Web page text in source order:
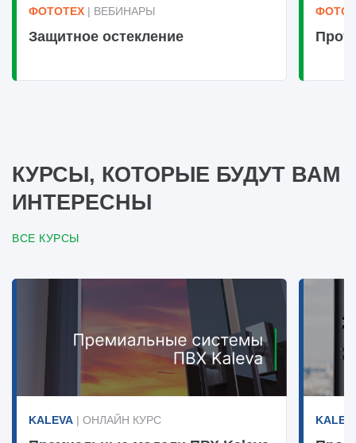
ФОТОТЕХ | ВЕБИНАРЫ
Защитное остекление
КУРСЫ, КОТОРЫЕ БУДУТ ВАМ
ИНТЕРЕСНЫ
ВСЕ КУРСЫ
KALEVA | ОНЛАЙН КУРС